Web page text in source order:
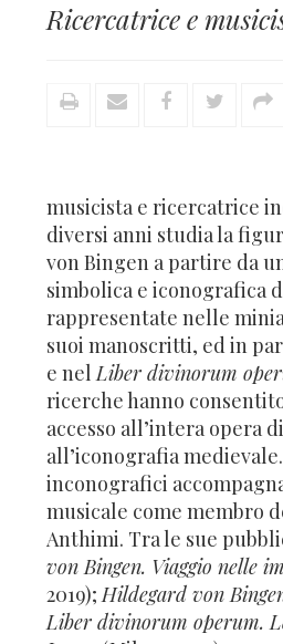
Ricercatrice e
musicista e ricercatrice
diversi anni studia la
von Bingen a partire da
simbolica e iconografica
rappresentate nelle
suoi manoscritti, ed in
e nelLiber divinorum
ricerche hanno
accesso all’intera opera
all’iconografia
inconografici
musicale come membro
Anthimi. Tra le sue
von Bingen. Viaggio nelle
2019);Hildegard von
Liber divinorum operum.